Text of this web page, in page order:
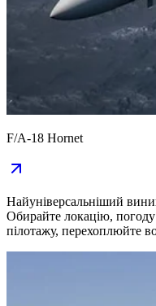
F/A-18 Hornet
Найуніверсальніший
Обирайте локацію,
пілотажу, перехоплюйте